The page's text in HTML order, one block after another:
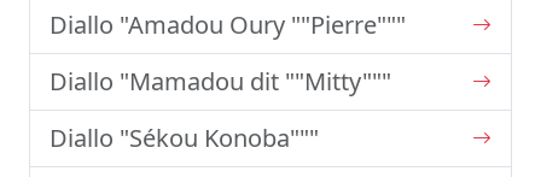
Diallo "Amadou Oury ""Pierre"""
Diallo "Mamadou dit ""Mitty"""
Diallo "Sékou Konoba"""